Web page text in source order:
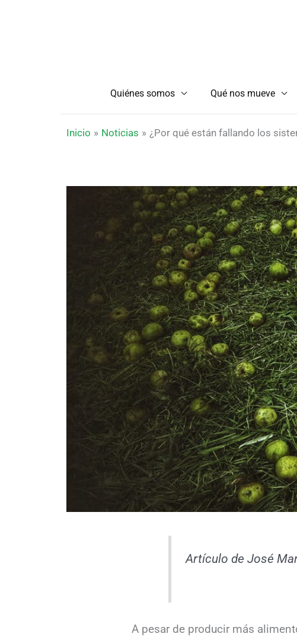
Quiénes somos Qué nos mueve
Inicio Noticias ¿Por qué están fallando los
Artículo de José
A pesar de producir más